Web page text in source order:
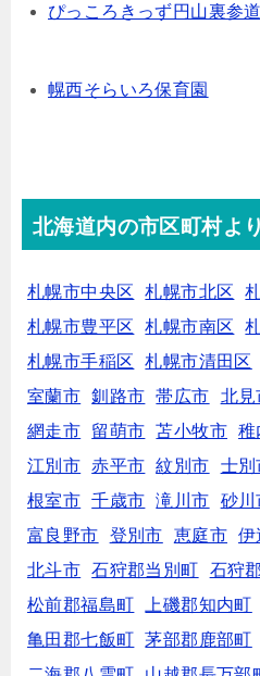
ぴっころきっず円山裏参道
幌西そらいろ保育園
北海道内の市区町村よ
札幌市中央区 札幌市北区
札幌市豊平区
札幌市南区
札幌市手稲区
札幌市清田区
室蘭市
釧路市 帯広市 北見
網走市
留萌市 苫小牧市 稚
江別市
赤平市 紋別市 士別
根室市
千歳市 滝川市 砂川
富良野市
登別市 恵庭市 伊
北斗市
石狩郡当別町 石狩
松前郡福島町
上磯郡知内町
亀田郡七飯町
茅部郡鹿部町